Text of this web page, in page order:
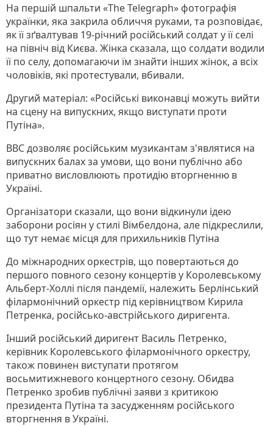
На першій шпальти «The Telegraph» фотографія
українки, яка закрила обличчя руками, та розповідає,
як її зґвалтував 19-річний російський солдат у її селі
на північ від Києва. Жінка сказала, що солдати водили
її по селу, допомагаючи їм знайти інших жінок, а всіх
чоловіків, які протестували, вбивали.
Другий матеріал: «Російські виконавці можуть вийти
на сцену на випускних, якщо виступати проти
Путіна».
BBC дозволяє російським музикантам з'являтися на
випускних балах за умови, що вони публічно або
приватно висловлюють протидію вторгненню в
Україні.
Організатори сказали, що вони відкинули ідею
заборони росіян у стилі Вімбелдона, але підкреслили,
що тут немає місця для прихильників Путіна
До міжнародних оркестрів, що повертаються до
першого повного сезону концертів у Королевському
Альберт-Холлі після пандемії, належить Берлінський
філармонічний оркестр під керівництвом Кирила
Петренка, російсько-австрійського диригента.
Інший російський диригент Василь Петренко,
керівник Королевського філармонічного оркестру,
також повинен виступати протягом
восьмитижневого концертного сезону. Обидва
Петренко зробив публічні заяви з критикою
президента Путіна та засудженням російського
вторгнення в Україні.